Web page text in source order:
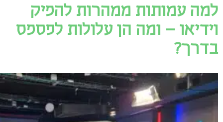
למה עמותות ממהרות להפיק
וידיאו – ומה הן עלולות לפספס
בדרך?